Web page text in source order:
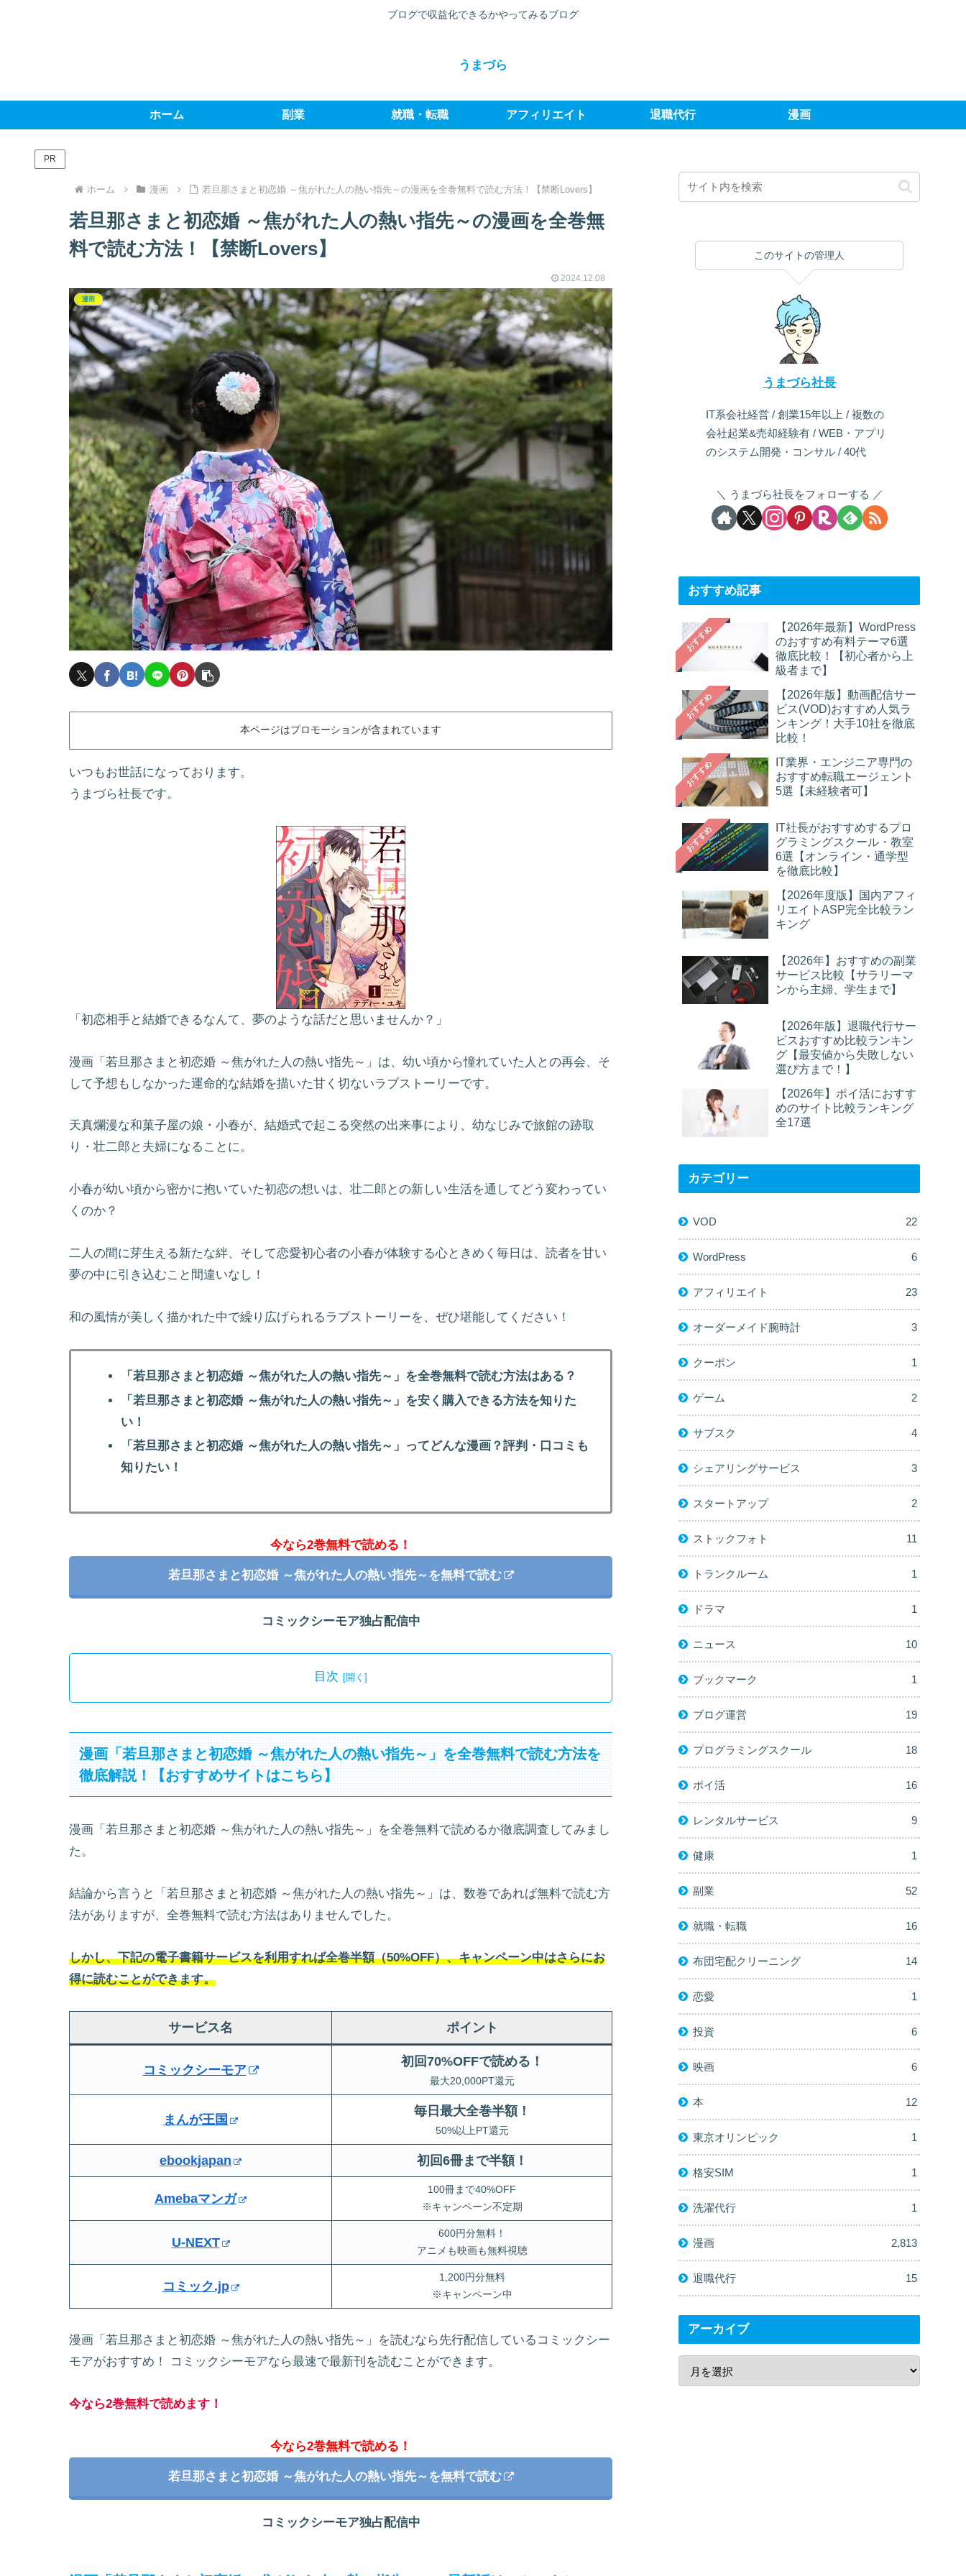
ブログで収益化できるかやってみるブログ
うまづら
ホーム 副業 就職・転職 アフィリエイト 退職代行 漫画
PR
ホーム 漫画 若旦那さまと初恋婚 ～焦がれた人の熱い指先～の漫画を全巻無料で読む方法！【禁断Lovers】
若旦那さまと初恋婚 ～焦がれた人の熱い指先～の漫画を全巻無
料で読む方法！【禁断Lovers】
2024.12.08
漫画
本ページはプロモーションが含まれています
いつもお世話になっております。
うまづら社長です。
「初恋相手と結婚できるなんて、夢のような話だと思いませんか？」
漫画「若旦那さまと初恋婚 ～焦がれた人の熱い指先～」は、幼い頃から憧れていた人との再会、そ
して予想もしなかった運命的な結婚を描いた甘く切ないラブストーリーです。
天真爛漫な和菓子屋の娘・小春が、結婚式で起こる突然の出来事により、幼なじみで旅館の跡取
り・壮二郎と夫婦になることに。
小春が幼い頃から密かに抱いていた初恋の想いは、壮二郎との新しい生活を通してどう変わってい
くのか？
二人の間に芽生える新たな絆、そして恋愛初心者の小春が体験する心ときめく毎日は、読者を甘い
夢の中に引き込むこと間違いなし！
和の風情が美しく描かれた中で繰り広げられるラブストーリーを、ぜひ堪能してください！
「若旦那さまと初恋婚 ～焦がれた人の熱い指先～」を全巻無料で読む方法はある？
「若旦那さまと初恋婚 ～焦がれた人の熱い指先～」を安く購入できる方法を知りた
い！
「若旦那さまと初恋婚 ～焦がれた人の熱い指先～」ってどんな漫画？評判・口コミも
知りたい！
今なら2巻無料で読める！
若旦那さまと初恋婚 ～焦がれた人の熱い指先～を無料で読む
コミックシーモア独占配信中
目次
漫画「若旦那さまと初恋婚 ～焦がれた人の熱い指先～」を全巻無料で読む方法を
徹底解説！【おすすめサイトはこちら】
漫画「若旦那さまと初恋婚 ～焦がれた人の熱い指先～」を全巻無料で読めるか徹底調査してみまし
た。
結論から言うと「若旦那さまと初恋婚 ～焦がれた人の熱い指先～」は、数巻であれば無料で読む方
法がありますが、全巻無料で読む方法はありませんでした。
しかし、下記の電子書籍サービスを利用すれば全巻半額（50%OFF）、キャンペーン中はさらにお
得に読むことができます。
サービス名 ポイント
コミックシーモア
初回70%OFFで読める！
最大20,000PT還元
まんが王国
毎日最大全巻半額！
50%以上PT還元
ebookjapan 初回6冊まで半額！
Amebaマンガ
100冊まで40%OFF
※キャンペーン不定期
U-NEXT
600円分無料！
アニメも映画も無料視聴
コミック.jp
1,200円分無料
※キャンペーン中
漫画「若旦那さまと初恋婚 ～焦がれた人の熱い指先～」を読むなら先行配信しているコミックシー
モアがおすすめ！ コミックシーモアなら最速で最新刊を読むことができます。
今なら2巻無料で読めます！
今なら2巻無料で読める！
若旦那さまと初恋婚 ～焦がれた人の熱い指先～を無料で読む
コミックシーモア独占配信中
このサイトの管理人
うまづら社長
IT系会社経営 / 創業15年以上 / 複数の
会社起業&売却経験有 / WEB・アプリ
のシステム開発・コンサル / 40代
うまづら社長をフォローする
おすすめ記事
おすすめ
【2026年最新】WordPress
のおすすめ有料テーマ6選
徹底比較！【初心者から上
級者まで】
おすすめ
【2026年版】動画配信サー
ビス(VOD)おすすめ人気ラ
ンキング！大手10社を徹底
比較！
おすすめ
IT業界・エンジニア専門の
おすすめ転職エージェント
5選【未経験者可】
おすすめ
IT社長がおすすめするプロ
グラミングスクール・教室
6選【オンライン・通学型
を徹底比較】
【2026年度版】国内アフィ
リエイトASP完全比較ラン
キング
【2026年】おすすめの副業
サービス比較【サラリーマ
ンから主婦、学生まで】
【2026年版】退職代行サー
ビスおすすめ比較ランキン
グ【最安値から失敗しない
選び方まで！】
【2026年】ポイ活におすす
めのサイト比較ランキング
全17選
カテゴリー
VOD 22
WordPress 6
アフィリエイト 23
オーダーメイド腕時計 3
クーポン 1
ゲーム 2
サブスク 4
シェアリングサービス 3
スタートアップ 2
ストックフォト 11
トランクルーム 1
ドラマ 1
ニュース 10
ブックマーク 1
ブログ運営 19
プログラミングスクール 18
ポイ活 16
レンタルサービス 9
健康 1
副業 52
就職・転職 16
布団宅配クリーニング 14
恋愛 1
投資 6
映画 6
本 12
東京オリンピック 1
格安SIM 1
洗濯代行 1
漫画 2,813
退職代行 15
アーカイブ